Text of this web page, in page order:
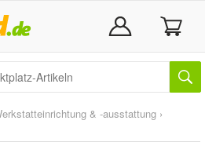
& -ausstattung ›